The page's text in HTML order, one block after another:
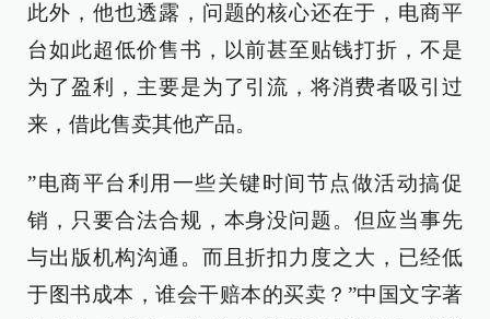
此外，他也透露，问题的核心还在于，电商平
台如此超低价售书，以前甚至贴钱打折，不是
为了盈利，主要是为了引流，将消费者吸引过
来，借此售卖其他产品。
”电商平台利用一些关键时间节点做活动搞促
销，只要合法合规，本身没问题。但应当事先
与出版机构沟通。而且折扣力度之大，已经低
于图书成本，谁会干赔本的买卖？”中国文字著